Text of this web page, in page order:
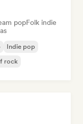
popFolk indie
Indie pop
rock